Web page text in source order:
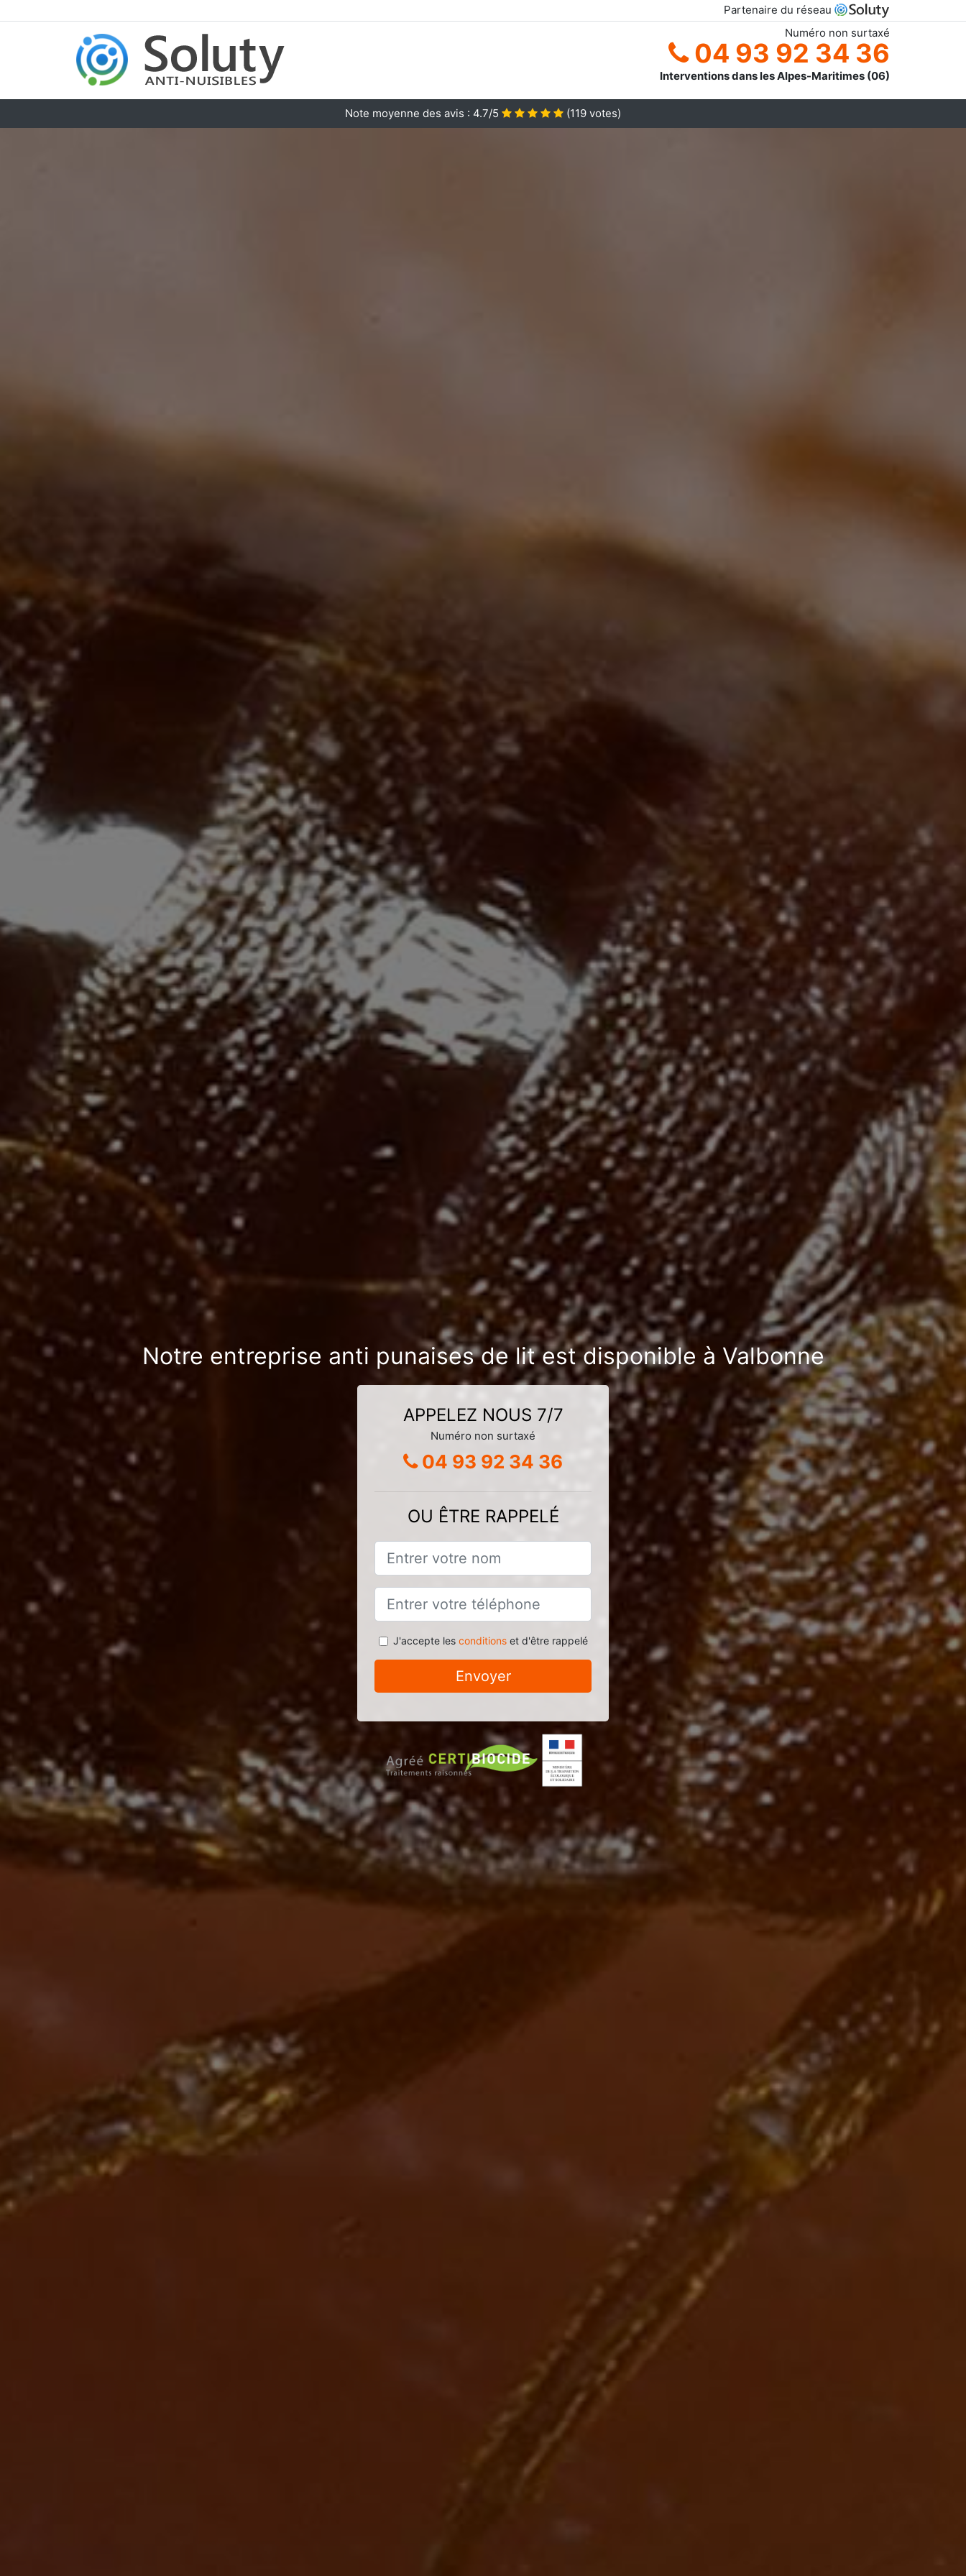
Partenaire du réseau
Numéro non surtaxé
04 93 92 34 36
Interventions dans les Alpes-Maritimes (06)
Note moyenne des avis : 4.7/5 (119 votes)
Notre entreprise anti punaises de lit est disponible à Valbonne
APPELEZ NOUS 7/7
Numéro non surtaxé
04 93 92 34 36
OU ÊTRE RAPPELÉ
J'accepte les conditionset d'être rappelé
Envoyer